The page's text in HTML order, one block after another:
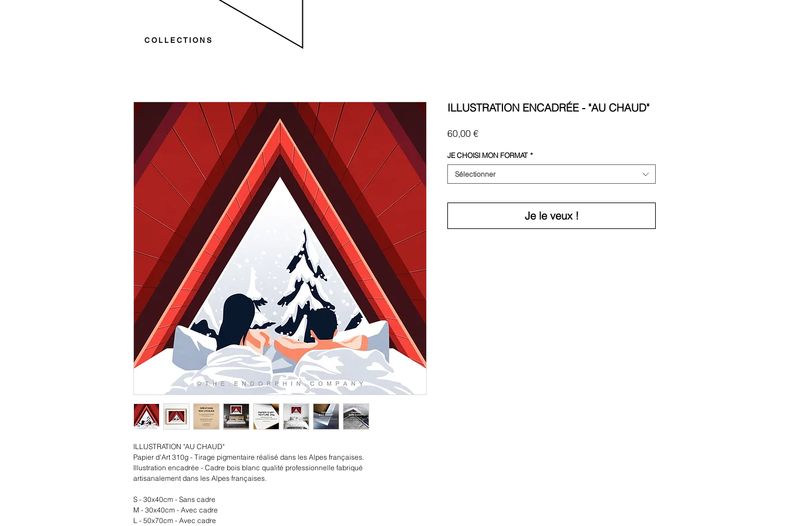
C O L L E C T I O N S
ILLUSTRATION "AU CHAUD"
Papier d'Art 310g - Tirage pigmentaire réalisé dans les Alpes françaises.
Illustration encadrée - Cadre bois blanc qualité professionnelle fabriqué
artisanalement dans les Alpes françaises.
S - 30x40cm - Sans cadre
M - 30x40cm - Avec cadre
L - 50x70cm - Avec cadre
ILLUSTRATION ENCADRÉE - "AU CHAUD"
60,00 €Prix
JE CHOISI MON FORMAT *
Sélectionner
Je le veux !